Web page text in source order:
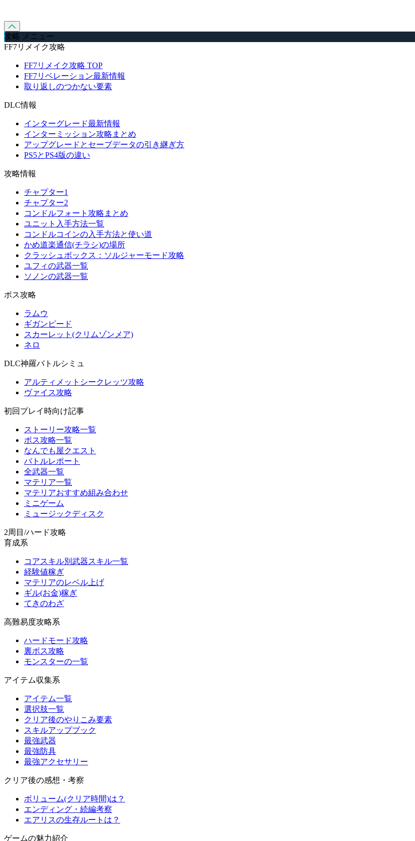
攻略 メニュー
FF7リメイク攻略
FF7リメイク攻略 TOP
FF7リベレーション最新情報
取り返しのつかない要素
DLC情報
インターグレード最新情報
インターミッション攻略まとめ
アップグレードとセーブデータの引き継ぎ方
PS5とPS4版の違い
攻略情報
チャプター1
チャプター2
コンドルフォート攻略まとめ
ユニット入手方法一覧
コンドルコインの入手方法と使い道
かめ道楽通信(チラシ)の場所
クラッシュボックス：ソルジャーモード攻略
ユフィの武器一覧
ソノンの武器一覧
ボス攻略
ラムウ
ギガンピード
スカーレット(クリムゾンメア)
ネロ
DLC神羅バトルシミュ
アルティメットシークレッツ攻略
ヴァイス攻略
初回プレイ時向け記事
ストーリー攻略一覧
ボス攻略一覧
なんでも屋クエスト
バトルレポート
全武器一覧
マテリア一覧
マテリアおすすめ組み合わせ
ミニゲーム
ミュージックディスク
2周目/ハード攻略
育成系
コアスキル別武器スキル一覧
経験値稼ぎ
マテリアのレベル上げ
ギル(お金)稼ぎ
てきのわざ
高難易度攻略系
ハードモード攻略
裏ボス攻略
モンスターの一覧
アイテム収集系
アイテム一覧
選択肢一覧
クリア後のやりこみ要素
スキルアップブック
最強武器
最強防具
最強アクセサリー
クリア後の感想・考察
ボリューム(クリア時間)は？
エンディング・続編考察
エアリスの生存ルートは？
ゲームの魅力紹介